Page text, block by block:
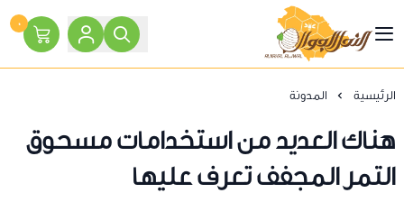
النحل الجوال
٠
الرئيسية المدونة
هناك العديد من استخدامات مسحوق
التمر المجفف تعرف عليها